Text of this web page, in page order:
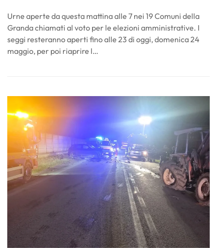
Urne aperte da questa mattina alle 7 nei 19 Comuni della
Granda chiamati al voto per le elezioni amministrative. I
seggi resteranno aperti fino alle 23 di oggi, domenica 24
maggio, per poi riaprire l…